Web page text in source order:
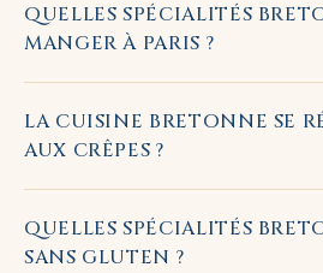
QUELLES SPÉCIALITÉS
MANGER À PARIS ?
LA CUISINE BRETONNE SE
AUX CRÊPES ?
QUELLES SPÉCIALITÉS
SANS GLUTEN ?